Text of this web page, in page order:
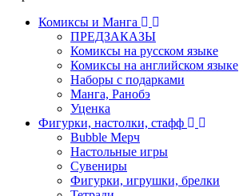
Комиксы и Манга
ПРЕДЗАКАЗЫ
Комиксы на русском языке
Комиксы на английском языке
Наборы с подарками
Манга, Ранобэ
Уценка
Фигурки, настолки, стафф
Bubble Мерч
Настольные игры
Сувениры
Фигурки, игрушки, брелки